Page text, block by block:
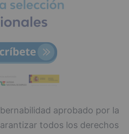
aprobado por la
todos los derechos